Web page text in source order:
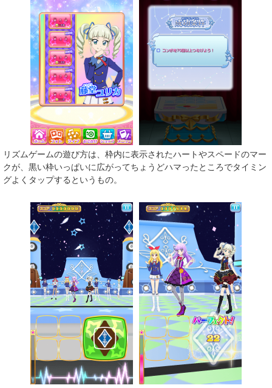
リズムゲームの遊び方は、枠内に表示されたハートやスペードのマー
クが、黒い枠いっぱいに広がってちょうどハマったところでタイミン
グよくタップするというもの。